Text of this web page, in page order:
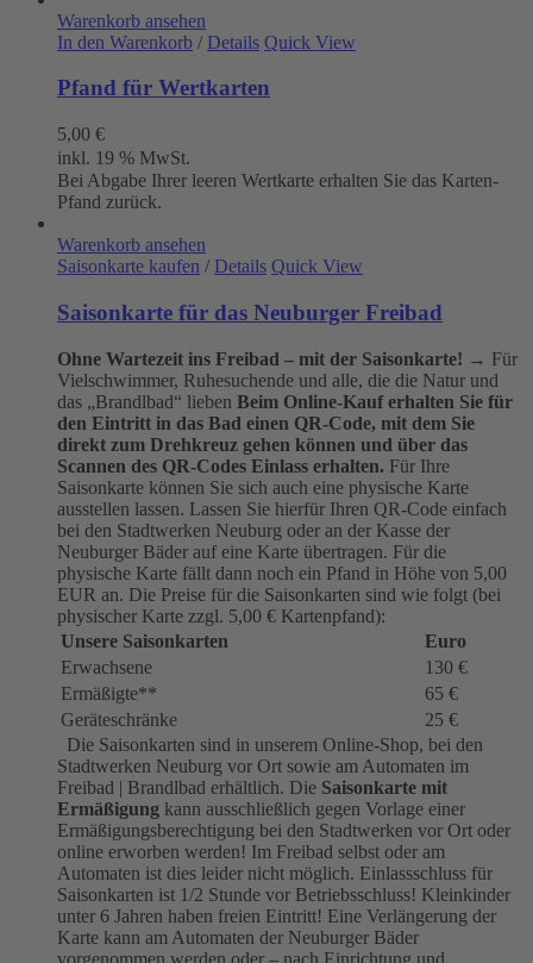
Warenkorb ansehen
In den Warenkorb / Details Quick View
Pfand für Wertkarten
5,00 €
inkl. 19 % MwSt.
Bei Abgabe Ihrer leeren Wertkarte erhalten Sie das Karten-
Pfand zurück.
Warenkorb ansehen
Saisonkarte kaufen / Details Quick View
Saisonkarte für das Neuburger Freibad
Ohne Wartezeit ins Freibad – mit der Saisonkarte! → Für
Vielschwimmer, Ruhesuchende und alle, die die Natur und
das „Brandlbad“ lieben Beim Online-Kauf erhalten Sie für
den Eintritt in das Bad einen QR-Code, mit dem Sie
direkt zum Drehkreuz gehen können und über das
Scannen des QR-Codes Einlass erhalten. Für Ihre
Saisonkarte können Sie sich auch eine physische Karte
ausstellen lassen. Lassen Sie hierfür Ihren QR-Code einfach
bei den Stadtwerken Neuburg oder an der Kasse der
Neuburger Bäder auf eine Karte übertragen. Für die
physische Karte fällt dann noch ein Pfand in Höhe von 5,00
EUR an. Die Preise für die Saisonkarten sind wie folgt (bei
physischer Karte zzgl. 5,00 € Kartenpfand):
Unsere Saisonkarten
Euro
Erwachsene
130 €
Ermäßigte**
65 €
Geräteschränke
25 €
Die Saisonkarten sind in unserem Online-Shop, bei den
Stadtwerken Neuburg vor Ort sowie am Automaten im
Freibad | Brandlbad erhältlich. Die Saisonkarte mit
Ermäßigung kann ausschließlich gegen Vorlage einer
Ermäßigungsberechtigung bei den Stadtwerken vor Ort oder
online erworben werden! Im Freibad selbst oder am
Automaten ist dies leider nicht möglich. Einlassschluss für
Saisonkarten ist 1/2 Stunde vor Betriebsschluss! Kleinkinder
unter 6 Jahren haben freien Eintritt! Eine Verlängerung der
Karte kann am Automaten der Neuburger Bäder
vorgenommen werden oder – nach Einrichtung und